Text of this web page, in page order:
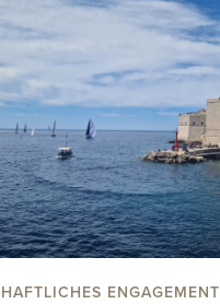
ENGAGEMENT